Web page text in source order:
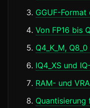
GGUF-
Von FP16 bis
Q4_K_M,
IQ4_XS und
RAM- und
Quantisierung